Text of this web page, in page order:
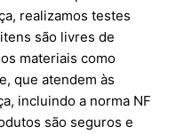
realizamos testes
são livres de
materiais como
que atendem às
incluindo a norma NF
são seguros e